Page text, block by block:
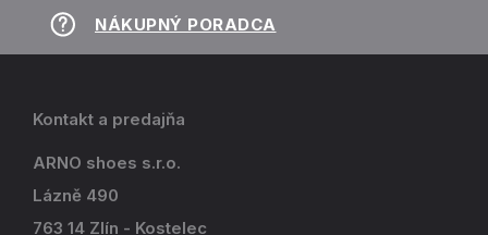
NÁKUPNÝ PORADCA
Kontakt a predajňa
ARNO shoes s.r.o.
Lázně 490
763 14 Zlín - Kostelec